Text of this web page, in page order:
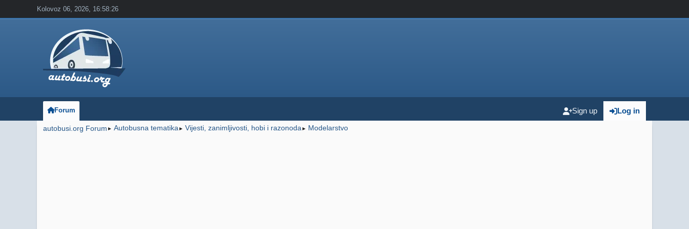
Kolovoz 06, 2026, 16:58:26
Log in
Sign up
Forum
autobusi.org Forum ► Autobusna tematika ► Vijesti, zanimljivosti, hobi i razonoda ► Modelarstvo